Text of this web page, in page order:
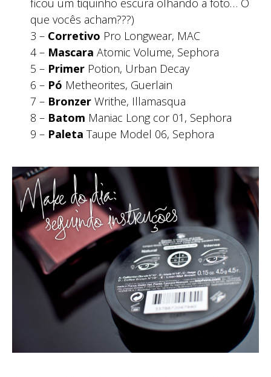
ficou um tiquinho escura olhando a foto… O
que vocês acham???)
3 – Corretivo Pro Longwear, MAC
4 – Mascara Atomic Volume, Sephora
5 – Primer Potion, Urban Decay
6 – Pó Metheorites, Guerlain
7 – Bronzer Writhe, Illamasqua
8 – Batom Maniac Long cor 01, Sephora
9 – Paleta Taupe Model 06, Sephora